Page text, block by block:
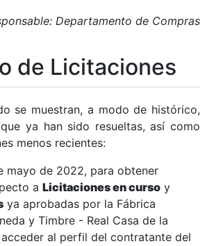
Departamento de Compras
de Licitaciones
se muestran, a modo de histórico,
ya han sido resueltas, así como
menos recientes:
mayo de 2022, para obtener
a Licitaciones en curso y
ya aprobadas por la Fábrica
y Timbre - Real Casa de la
al perfil del contratante del